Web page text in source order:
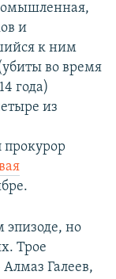
и
к ним
во время
года)
из
эпизоде, но
Трое
Галеев,